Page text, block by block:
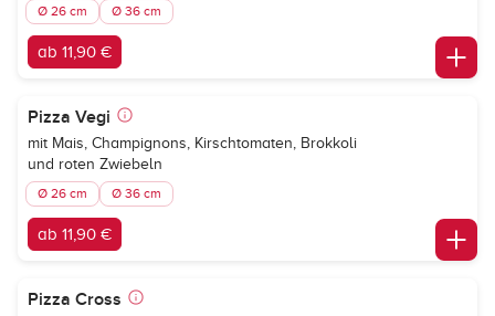
Ø 26 cm Ø 36 cm
ab 11,90 €
Pizza Vegi
mit Mais, Champignons, Kirschtomaten, Brokkoli
und roten Zwiebeln
Ø 26 cm Ø 36 cm
ab 11,90 €
Pizza Cross